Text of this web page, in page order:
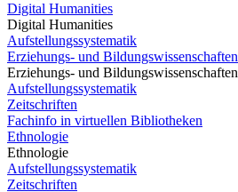
Digital Humanities
Digital Humanities
Aufstellungssystematik
Erziehungs- und Bildungswissenschaften
Erziehungs- und Bildungswissenschaften
Aufstellungssystematik
Zeitschriften
Fachinfo in virtuellen Bibliotheken
Ethnologie
Ethnologie
Aufstellungssystematik
Zeitschriften